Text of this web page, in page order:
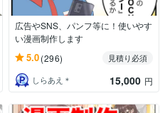
広告やSNS、パンフ等に！使いやす
い漫画制作します
5.0(296)
見積り必須
しらあえ＊
15,000 円